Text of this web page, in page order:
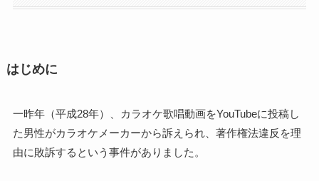
はじめに
一昨年（平成28年）、カラオケ歌唱動画をYouTubeに投稿し
た男性がカラオケメーカーから訴えられ、著作権法違反を理
由に敗訴するという事件がありました。